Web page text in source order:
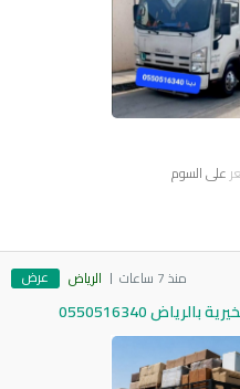
على السوم
منذ 7 ساعات الرياض عرض
0550516340